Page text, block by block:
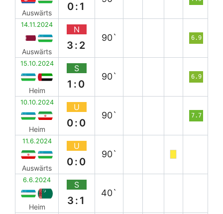
Auswärts
0:1
14.11.2024
Auswärts
N
3:2
90` 6.9
15.10.2024
Heim
S
1:0
90` 6.9
10.10.2024
Heim
U
0:0
90` 7.7
11.6.2024
Auswärts
U
0:0
90`
6.6.2024
Heim
S
3:1
40`